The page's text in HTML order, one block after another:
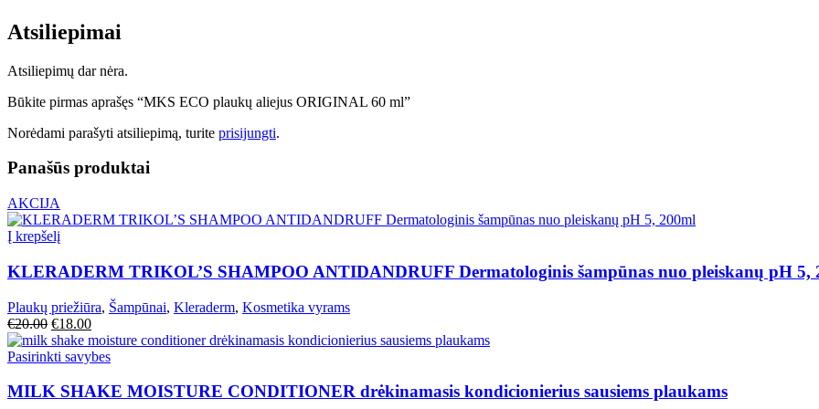
Atsiliepimai
Atsiliepimų dar nėra.
Būkite pirmas aprašęs “MKS ECO plaukų aliejus ORIGINAL 60 ml”
Norėdami parašyti atsiliepimą, turite prisijungti.
Panašūs produktai
AKCIJA
Į krepšelį
KLERADERM TRIKOL’S SHAMPOO ANTIDANDRUFF Dermatologinis šampūnas nuo pleiskanų pH 5,
Plaukų priežiūra, Šampūnai, Kleraderm, Kosmetika vyrams
€20.00 €18.00
Pasirinkti savybes
MILK SHAKE MOISTURE CONDITIONER drėkinamasis kondicionierius sausiems plaukams